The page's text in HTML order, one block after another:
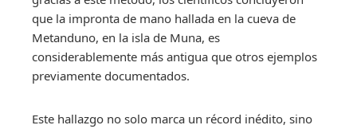
que la impronta de mano hallada en la cueva de
Metanduno, en la isla de Muna, es
considerablemente más antigua que otros ejemplos
previamente documentados.
Este hallazgo no solo marca un récord inédito, sino